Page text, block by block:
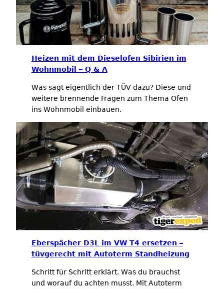
Heizen mit dem Dieselofen Sibirien im
Wohnmobil – Q & A
Was sagt eigentlich der TÜV dazu? Diese und
weitere brennende Fragen zum Thema Ofen
ins Wohnmobil einbauen.
Eberspächer D3L im VW T4 ersetzen –
tüvgerecht mit Autoterm Standheizung
Schritt für Schritt erklärt. Was du brauchst
und worauf du achten musst. Mit Autoterm